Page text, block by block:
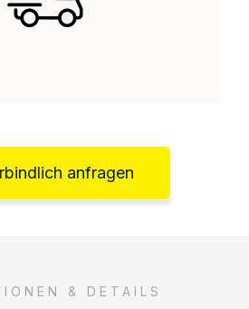
anfragen
& DETAILS